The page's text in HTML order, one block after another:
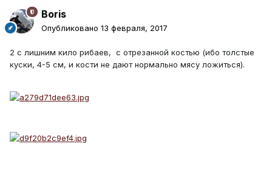
Boris
Опубликовано 13 февраля, 2017
2 с лишним кило рибаев, с отрезанной костью (ибо толстые
куски, 4-5 см, и кости не дают нормально мясу ложиться).